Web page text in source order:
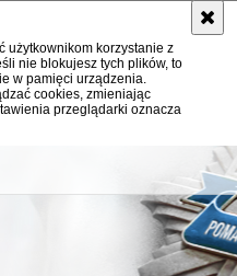
użytkownikom korzystanie z
nie blokujesz tych plików, to
w pamięci urządzenia.
cookies, zmieniając
przeglądarki oznacza